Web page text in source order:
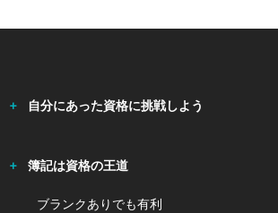
自分にあった資格に挑戦しよう
簿記は資格の王道
ブランクありでも有利